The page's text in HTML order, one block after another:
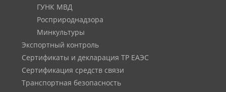
ГУНК МВД
Росприроднадзора
Минкультуры
Экспортный контроль
Сертификаты и декларация ТР ЕАЭС
Сертификация средств связи
Транспортная безопасность